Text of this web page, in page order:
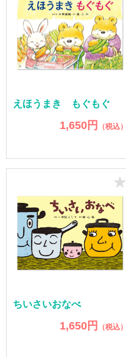
えほうまき もぐもぐ
1,650円 （税込）
ちいさいおなべ
1,650円 （税込）
★